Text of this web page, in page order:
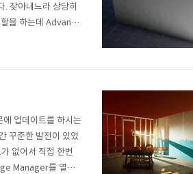
. 찾아내느라 상당히
을 하는데 Advance
되면 다음과 같이
업데이트를 하시는
꾸준한 발전이 있었
없어서 직접 한번
Manager를 열어